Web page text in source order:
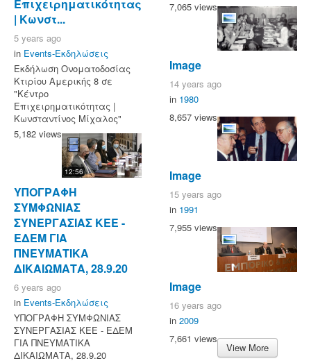
Επιχειρηματικότητας
| Κωνστ...
5 years ago
in Events-Εκδηλώσεις
Eκδήλωση Ονοματοδοσίας
Κτιρίου Αμερικής 8 σε
"Κέντρο
Επιχειρηματικότητας |
Κωνσταντίνος Μίχαλος"
5,182 views
12:56
ΥΠΟΓΡΑΦΗ
ΣΥΜΦΩΝΙΑΣ
ΣΥΝΕΡΓΑΣΙΑΣ ΚΕΕ -
ΕΔΕΜ ΓΙΑ
ΠΝΕΥΜΑΤΙΚΑ
ΔΙΚΑΙΩΜΑΤΑ, 28.9.20
6 years ago
in Events-Εκδηλώσεις
ΥΠΟΓΡΑΦΗ ΣΥΜΦΩΝΙΑΣ
ΣΥΝΕΡΓΑΣΙΑΣ ΚΕΕ - ΕΔΕΜ
ΓΙΑ ΠΝΕΥΜΑΤΙΚΑ
ΔΙΚΑΙΩΜΑΤΑ, 28.9.20
7,065 views
Image
14 years ago
in 1980
8,657 views
Image
15 years ago
in 1991
7,955 views
Image
16 years ago
in 2009
7,661 views
View More